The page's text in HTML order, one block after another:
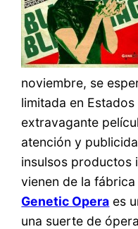
noviembre, se
limitada en
extravagante
atención y
insulsos productos
vienen de la
Genetic Opera es
una suerte de